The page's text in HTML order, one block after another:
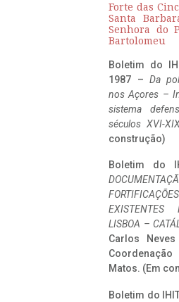
Forte das
Santa
Senhora do
Bartolomeu
Boletim do
1987 – Da
nos Açores –
sistema
séculos XVI-
construção)
Boletim do
LISBOA –
Carlos
Matos. (Em
Boletim do